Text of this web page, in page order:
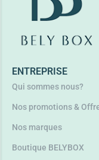
À partir de4,450
Lire la suite
ENTREPRISE
Qui sommes nous?
Nos promotions &
Nos marques
Boutique BELYBOX